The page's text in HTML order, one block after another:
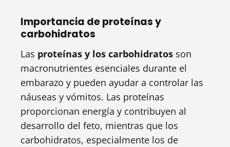
Importancia de proteínas y
carbohidratos
Las proteínas y los carbohidratos son
macronutrientes esenciales durante el
embarazo y pueden ayudar a controlar las
náuseas y vómitos. Las proteínas
proporcionan energía y contribuyen al
desarrollo del feto, mientras que los
carbohidratos, especialmente los de